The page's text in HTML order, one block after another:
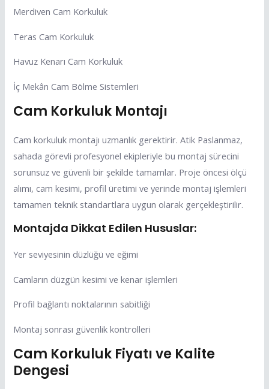
Merdiven Cam Korkuluk
Teras Cam Korkuluk
Havuz Kenarı Cam Korkuluk
İç Mekân Cam Bölme Sistemleri
Cam Korkuluk Montajı
Cam korkuluk montajı uzmanlık gerektirir. Atik Paslanmaz,
sahada görevli profesyonel ekipleriyle bu montaj sürecini
sorunsuz ve güvenli bir şekilde tamamlar. Proje öncesi ölçü
alımı, cam kesimi, profil üretimi ve yerinde montaj işlemleri
tamamen teknik standartlara uygun olarak gerçekleştirilir.
Montajda Dikkat Edilen Hususlar:
Yer seviyesinin düzlüğü ve eğimi
Camların düzgün kesimi ve kenar işlemleri
Profil bağlantı noktalarının sabitliği
Montaj sonrası güvenlik kontrolleri
Cam Korkuluk Fiyatı ve Kalite
Dengesi